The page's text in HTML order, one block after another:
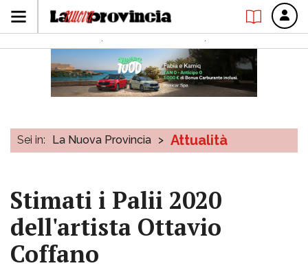
Sei in: La Nuova Provincia > Attualità
Stimati i Palii 2020
dell'artista Ottavio
Coffano